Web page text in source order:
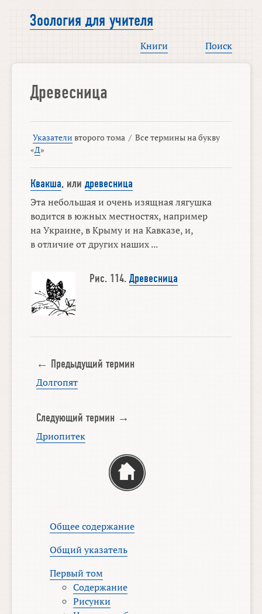
Зоология для учителя
Книги Поиск
Древесница
Указатели второго тома / Все термины на букву
«Д»
Квакша, илидревесница
Эта небольшая и очень изящная лягушка
водится в южных местностях, например
на Украине, в Крыму и на Кавказе, и,
в отличие от других наших ...
Рис. 114.Древесница
← Предыдущий термин
Долгопят
Следующий термин →
Дриопитек
Общее содержание
Общий указатель
Первый том
Содержание
Рисунки